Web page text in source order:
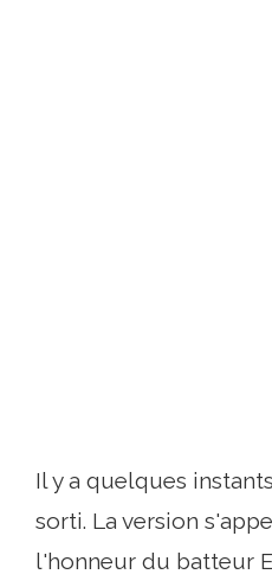
Il y a quelques
sorti. La version
l'honneur du batteur